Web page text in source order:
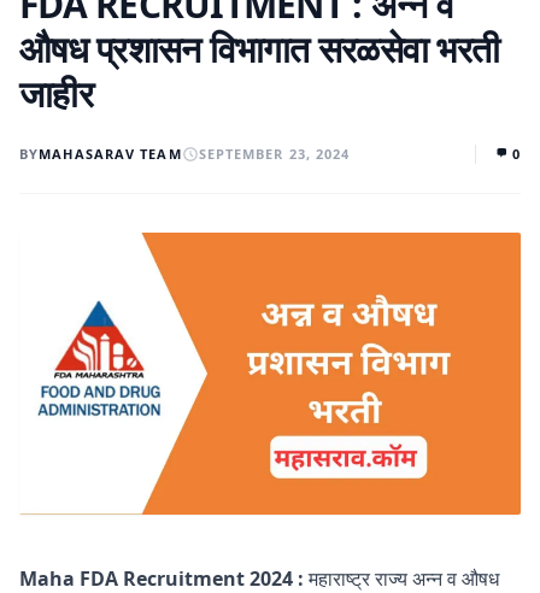
औषध प्रशासन विभागात सरळसेवा भरती
जाहीर
BYMAHASARAV TEAM SEPTEMBER 23, 2024 0
Maha FDA Recruitment 2024 :महाराष्ट्र राज्य अन्न व औषध